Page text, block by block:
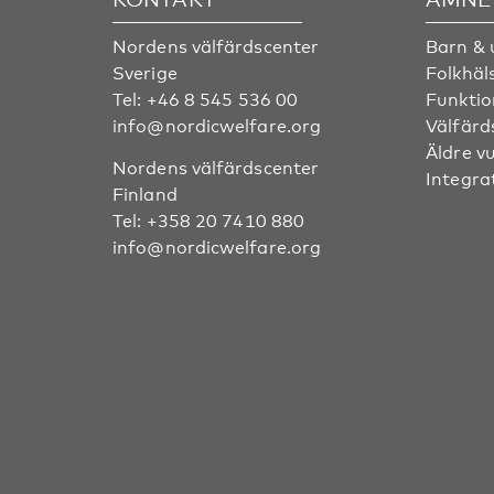
Nordens välfärdscenter
Sverige
Tel: +46 8 545 536 00
info@nordicwelfare.org
Nordens välfärdscenter
Finland
Tel: +358 20 7410 880
info@nordicwelfare.org
Barn &
Äldre